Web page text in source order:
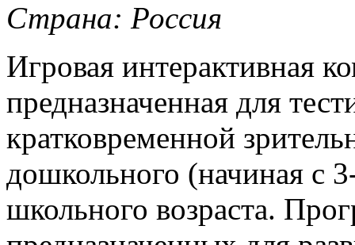
Страна: Россия
Игровая интерактивная
предназначенная для
кратковременной
дошкольного (начиная с
школьного возраста.